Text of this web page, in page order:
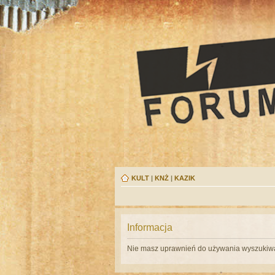
KULT | KNŻ | KAZIK
Informacja
Nie masz uprawnień do używania